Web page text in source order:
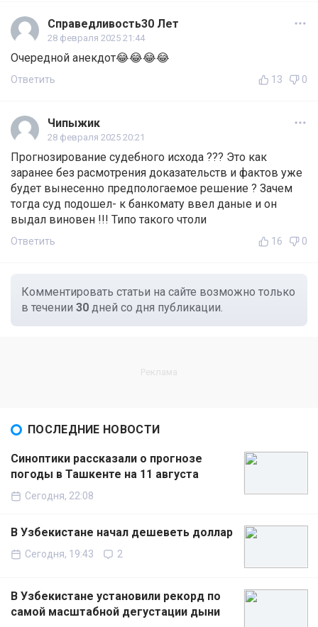
Справедливость30 Лет
28 февраля 2025 21:44
Очередной анекдот😂😂😂😂
Ответить 13 0
Чипыжик
28 февраля 2025 20:21
Прогнозирование судебного исхода ??? Это как
заранее без расмотрения доказательств и фактов уже
будет вынесенно предпологаемое решение ? Зачем
тогда суд подошел- к банкомату ввел даные и он
выдал виновен !!! Типо такого чтоли
Ответить 16 0
Комментировать статьи на сайте возможно только
в течении 30 дней со дня публикации.
ПОСЛЕДНИЕ НОВОСТИ
Синоптики рассказали о прогнозе
погоды в Ташкенте на 11 августа
Сегодня, 22:08
В Узбекистане начал дешеветь доллар
Сегодня, 19:43 2
В Узбекистане установили рекорд по
самой масштабной дегустации дыни